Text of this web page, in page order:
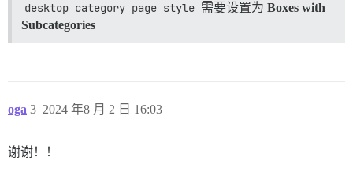
desktop category page style 需要设置为 Boxes with
Subcategories
oga 2024 年8 月 2 日 16:03
3
谢谢！！